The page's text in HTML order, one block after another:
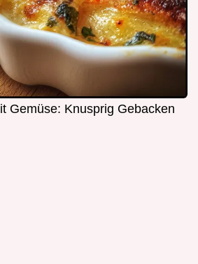
Gemüse: Knusprig Gebacken